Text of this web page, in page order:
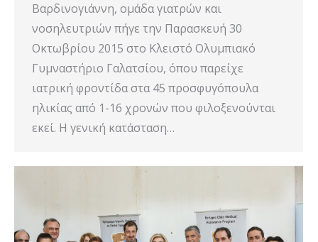
Βαρδινογιάννη, ομάδα γιατρών και
νοσηλευτριών πήγε την Παρασκευή 30
Οκτωβρίου 2015 στο Κλειστό Ολυμπιακό
Γυμναστήριο Γαλατσίου, όπου παρείχε
ιατρική φροντίδα στα 45 προσφυγόπουλα
ηλικίας από 1-16 χρονών που φιλοξενούνται
εκεί. Η γενική κατάσταση…